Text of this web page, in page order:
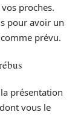
proches.
pour avoir un
prévu.
présentation
vous le